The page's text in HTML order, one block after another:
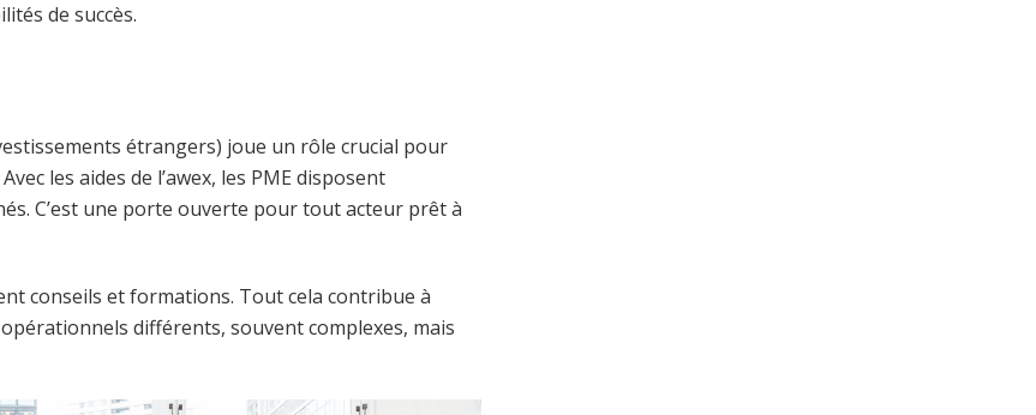
de succès.
étrangers) joue un rôle crucial pour
les aides de l’awex, les PME disposent
C’est une porte ouverte pour tout acteur prêt à
conseils et formations. Tout cela contribue à
différents, souvent complexes, mais